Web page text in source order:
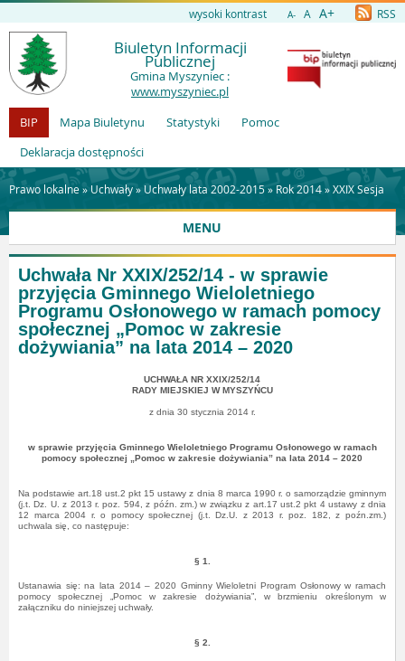
wysoki kontrast A- A A+ RSS
Biuletyn Informacji
Publicznej
Gmina Myszyniec :
www.myszyniec.pl
BIP
Mapa Biuletynu Statystyki
Pomoc
Deklaracja dostępności
Prawo lokalne » Uchwały» Uchwały lata 2002-2015»Rok 2014»XXIX Sesja
MENU
Uchwała Nr XXIX/252/14 - w sprawie
przyjęcia Gminnego Wieloletniego
Programu Osłonowego w ramach pomocy
społecznej „Pomoc w zakresie
dożywiania” na lata 2014 – 2020
UCHWAŁA NR XXIX/252/14
RADY MIEJSKIEJ W MYSZYŃCU
z dnia 30 stycznia 2014 r.
w sprawie przyjęcia Gminnego Wieloletniego Programu Osłonowego w ramach
pomocy społecznej „Pomoc w zakresie dożywiania” na lata 2014 – 2020
Na podstawie art.18 ust.2 pkt 15 ustawy z dnia 8 marca 1990 r. o samorządzie gminnym
(j.t. Dz. U. z 2013 r. poz. 594, z późn. zm.) w związku z art.17 ust.2 pkt 4 ustawy z dnia
12 marca 2004 r. o pomocy społecznej (j.t. Dz.U. z 2013 r. poz. 182, z poźn.zm.)
uchwala się, co następuje:
§ 1.
Ustanawia się: na lata 2014 – 2020 Gminny Wieloletni Program Osłonowy w ramach
pomocy społecznej „Pomoc w zakresie dożywiania”, w brzmieniu określonym w
załączniku do niniejszej uchwały.
§ 2.